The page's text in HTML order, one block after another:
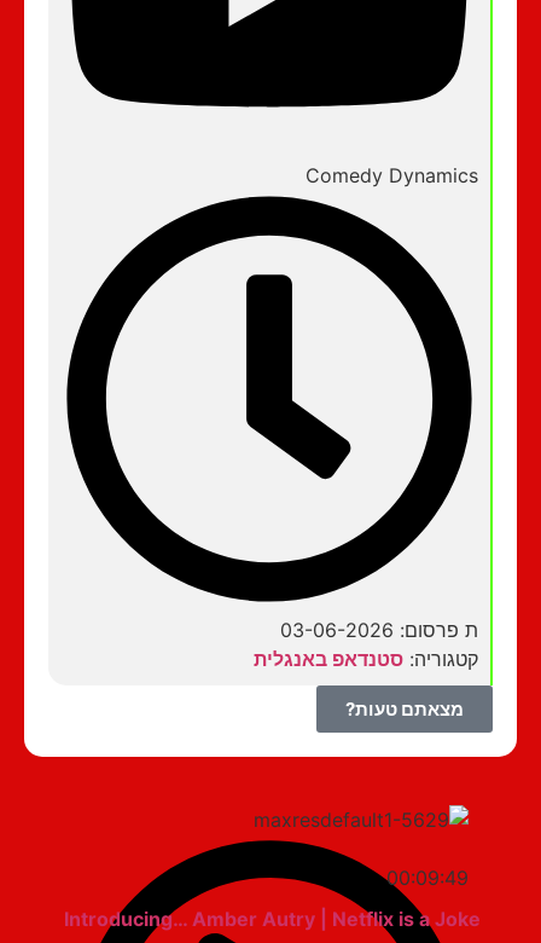
Comedy Dynamics
ת פרסום: 03-06-2026
קטגוריה:סטנדאפ באנגלית
מצאתם טעות?
00:09:49
Introducing… Amber Autry | Netflix is a Joke